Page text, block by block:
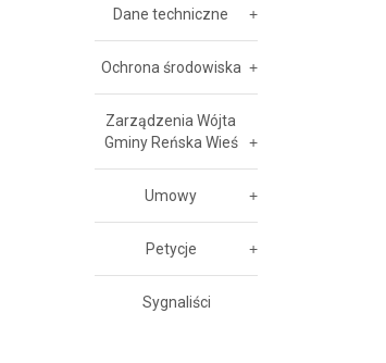
Dane techniczne
Ochrona środowiska
Zarządzenia Wójta
Gminy Reńska Wieś
Umowy
Petycje
Sygnaliści